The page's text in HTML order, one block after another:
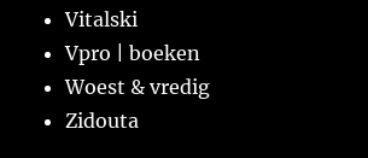
Vitalski
Vpro | boeken
Woest & vredig
Zidouta